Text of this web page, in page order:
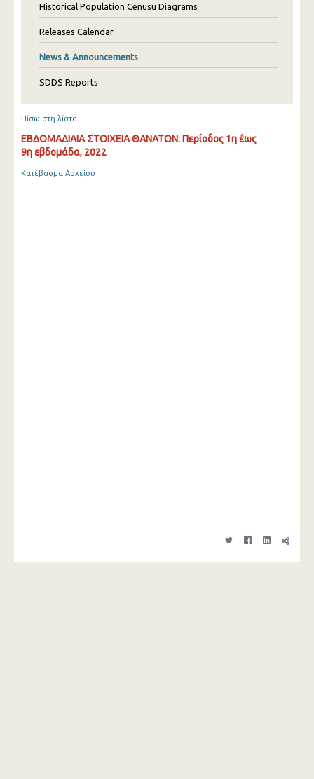
Historical Population Cenusu Diagrams
Releases Calendar
News & Announcements
SDDS Reports
Πίσω στη λίστα
ΕΒΔΟΜΑΔΙΑΙΑ ΣΤΟΙΧΕΙΑ ΘΑΝΑΤΩΝ: Περίοδος 1η έως
9η εβδομάδα, 2022
Κατέβασμα Αρχείου